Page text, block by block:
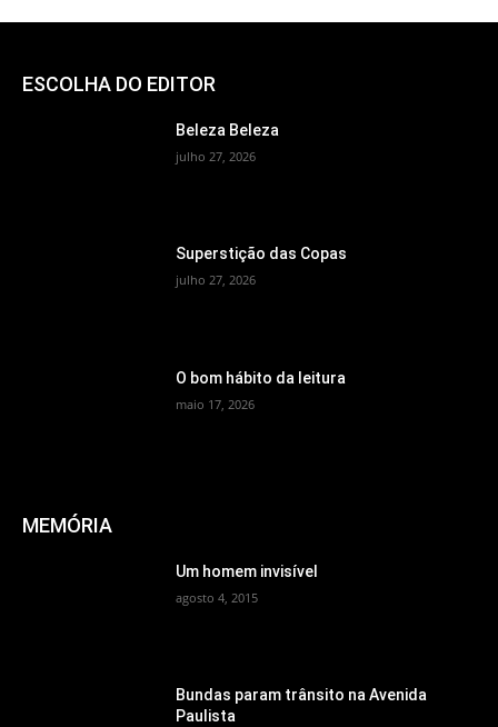
ESCOLHA DO EDITOR
Beleza Beleza
julho 27, 2026
Superstição das Copas
julho 27, 2026
O bom hábito da leitura
maio 17, 2026
MEMÓRIA
Um homem invisível
agosto 4, 2015
Bundas param trânsito na Avenida
Paulista